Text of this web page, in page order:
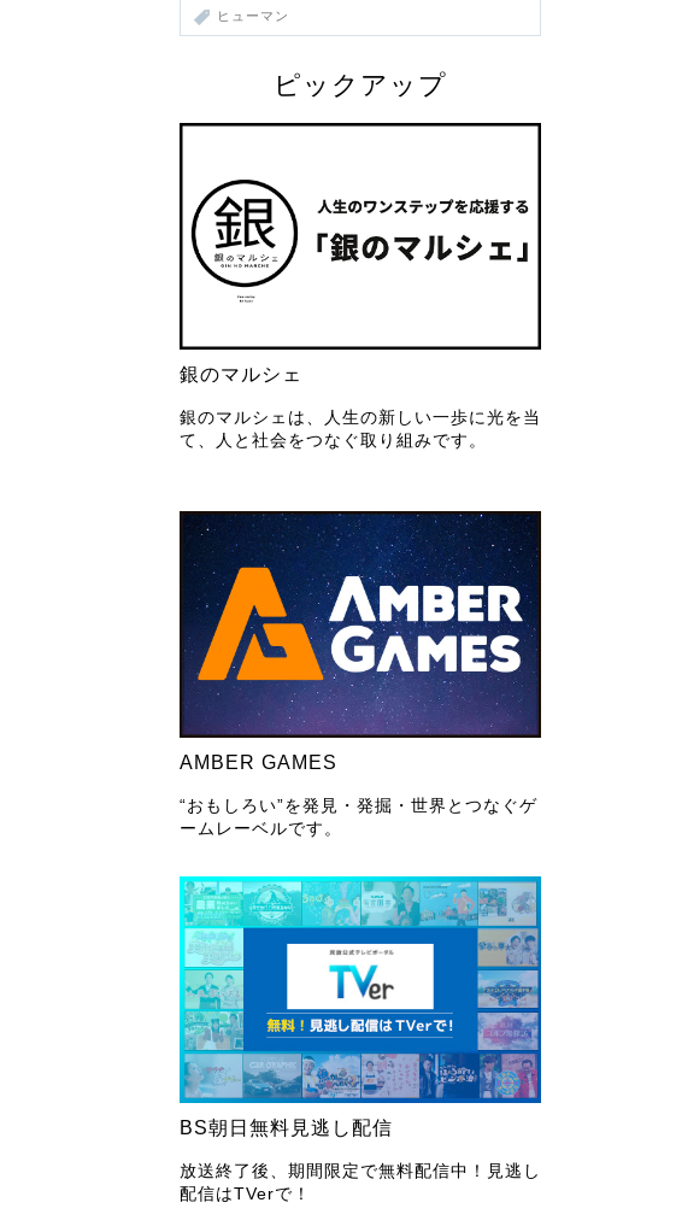
ヒューマン
ピックアップ
銀のマルシェ
銀のマルシェは、人生の新しい一歩に光を当
て、人と社会をつなぐ取り組みです。
AMBER GAMES
“おもしろい”を発見・発掘・世界とつなぐゲ
ームレーベルです。
BS朝日無料見逃し配信
放送終了後、期間限定で無料配信中！見逃し
配信はTVerで！